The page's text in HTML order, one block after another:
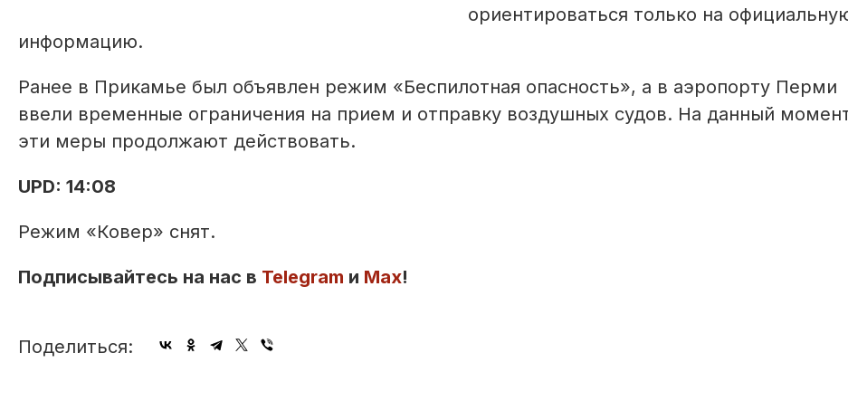
ориентироваться только на
информацию.
Ранее в Прикамье был объявлен режим «Беспилотная опасность», а в аэропорту Перми
ввели временные ограничения на прием и отправку воздушных судов. На данный
эти меры продолжают действовать.
UPD: 14:08
Режим «Ковер» снят.
Подписывайтесь на нас в Telegram и Max!
Поделиться: